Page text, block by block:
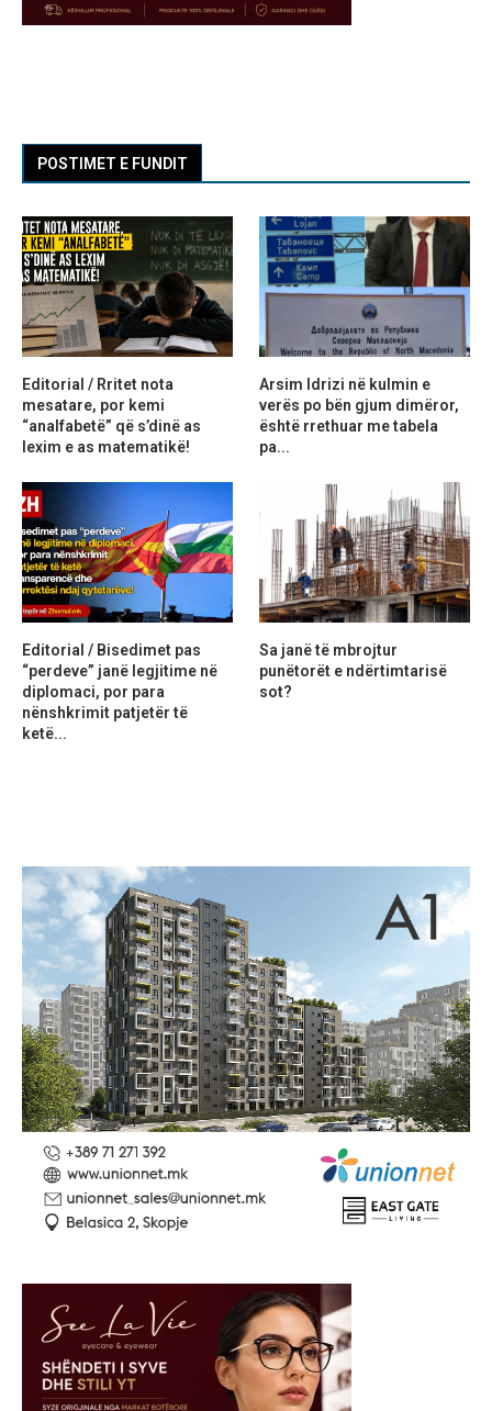
POSTIMET E FUNDIT
Editorial / Rritet nota
mesatare, por kemi
“analfabetë” që s’dinë as
lexim e as matematikë!
Arsim Idrizi në kulmin e
verës po bën gjum dimëror,
është rrethuar me tabela
pa...
Editorial / Bisedimet pas
“perdeve” janë legjitime në
diplomaci, por para
nënshkrimit patjetër të
ketë...
Sa janë të mbrojtur
punëtorët e ndërtimtarisë
sot?